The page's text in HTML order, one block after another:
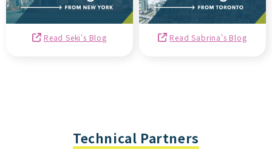
Read Seki's Blog Read Sabrina's Blog
Technical Partners